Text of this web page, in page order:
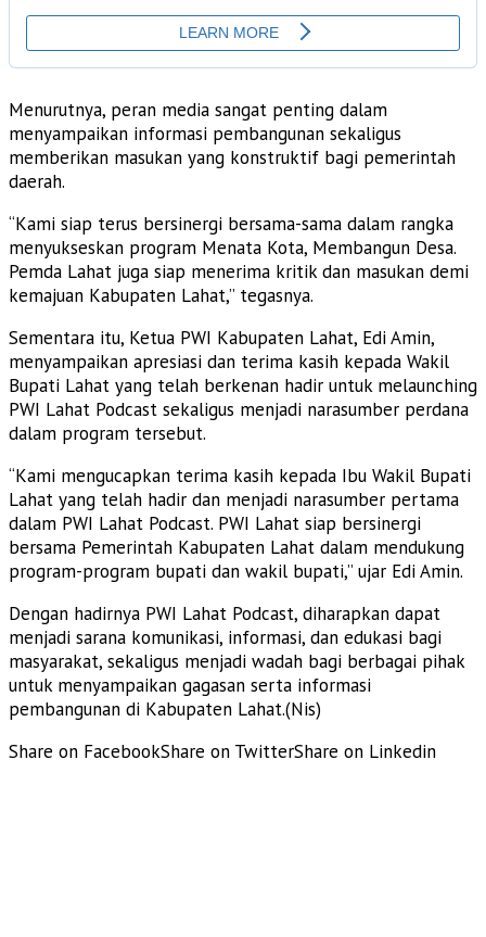
Menurutnya, peran media sangat penting dalam
menyampaikan informasi pembangunan sekaligus
memberikan masukan yang konstruktif bagi pemerintah
daerah.
“Kami siap terus bersinergi bersama-sama dalam rangka
menyukseskan program Menata Kota, Membangun Desa.
Pemda Lahat juga siap menerima kritik dan masukan demi
kemajuan Kabupaten Lahat,” tegasnya.
Sementara itu, Ketua PWI Kabupaten Lahat, Edi Amin,
menyampaikan apresiasi dan terima kasih kepada Wakil
Bupati Lahat yang telah berkenan hadir untuk melaunching
PWI Lahat Podcast sekaligus menjadi narasumber perdana
dalam program tersebut.
“Kami mengucapkan terima kasih kepada Ibu Wakil Bupati
Lahat yang telah hadir dan menjadi narasumber pertama
dalam PWI Lahat Podcast. PWI Lahat siap bersinergi
bersama Pemerintah Kabupaten Lahat dalam mendukung
program-program bupati dan wakil bupati,” ujar Edi Amin.
Dengan hadirnya PWI Lahat Podcast, diharapkan dapat
menjadi sarana komunikasi, informasi, dan edukasi bagi
masyarakat, sekaligus menjadi wadah bagi berbagai pihak
untuk menyampaikan gagasan serta informasi
pembangunan di Kabupaten Lahat.(Nis)
Share on FacebookShare on TwitterShare on Linkedin